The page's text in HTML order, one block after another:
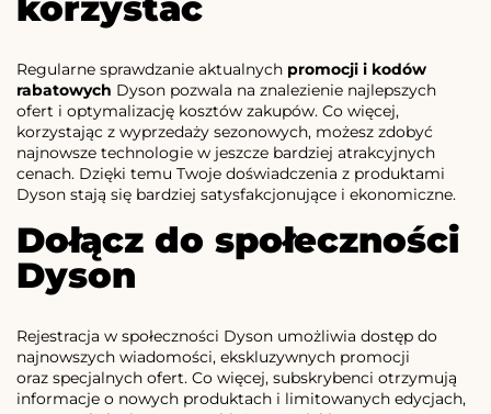
korzystać
Regularne sprawdzanie aktualnych promocji i kodów
rabatowych Dyson pozwala na znalezienie najlepszych
ofert i optymalizację kosztów zakupów. Co więcej,
korzystając z wyprzedaży sezonowych, możesz zdobyć
najnowsze technologie w jeszcze bardziej atrakcyjnych
cenach. Dzięki temu Twoje doświadczenia z produktami
Dyson stają się bardziej satysfakcjonujące i ekonomiczne.
Dołącz do społeczności
Dyson
Rejestracja w społeczności Dyson umożliwia dostęp do
najnowszych wiadomości, ekskluzywnych promocji
oraz specjalnych ofert. Co więcej, subskrybenci otrzymują
informacje o nowych produktach i limitowanych edycjach,